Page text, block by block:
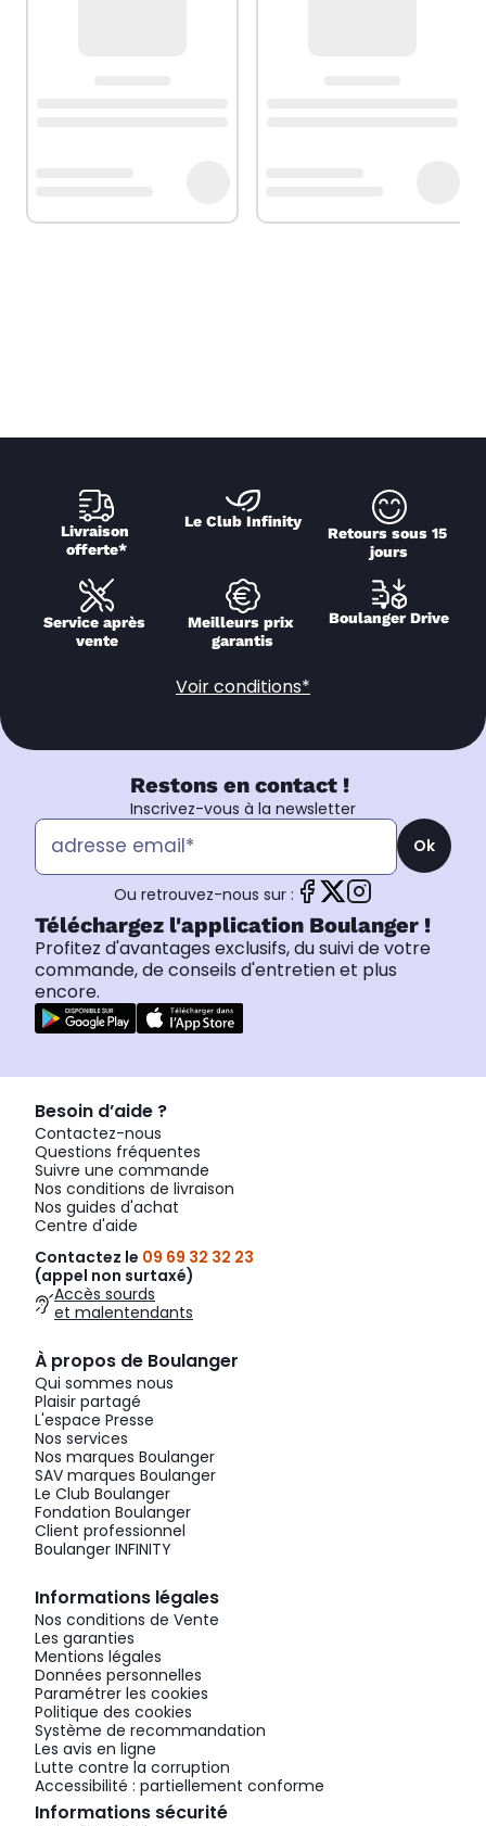
Livraison
offerte*
Le Club Infinity
Retours sous 15
jours
Service après
vente
Meilleurs prix
garantis
Boulanger Drive
Voir conditions*
Restons en contact !
Inscrivez-vous à la newsletter
Ok
Ou retrouvez-nous sur :
Téléchargez l'application Boulanger !
Profitez d'avantages exclusifs, du suivi de votre
commande, de conseils d'entretien et plus
encore.
Besoin d’aide ?
Contactez-nous
Questions fréquentes
Suivre une commande
Nos conditions de livraison
Nos guides d'achat
Centre d'aide
Contactez le 09 69 32 32 23
(appel non surtaxé)
Accès sourds
et malentendants
À propos de Boulanger
Qui sommes nous
Plaisir partagé
L'espace Presse
Nos services
Nos marques Boulanger
SAV marques Boulanger
Le Club Boulanger
Fondation Boulanger
Client professionnel
Boulanger INFINITY
Informations légales
Nos conditions de Vente
Les garanties
Mentions légales
Données personnelles
Paramétrer les cookies
Politique des cookies
Système de recommandation
Les avis en ligne
Lutte contre la corruption
Accessibilité : partiellement conforme
Informations sécurité